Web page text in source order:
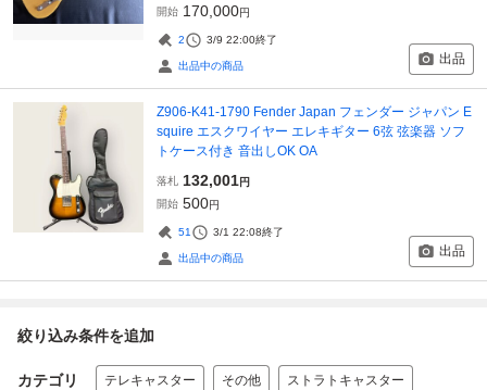
開始 170,000円
2 3/9 22:00終了
出品中の商品 出品
Z906-K41-1790 Fender Japan フェンダー ジャパン E
squire エスクワイヤー エレキギター 6弦 弦楽器 ソフ
トケース付き 音出しOK OA
落札 132,001円
開始 500円
51 3/1 22:08終了
出品中の商品 出品
絞り込み条件を追加
カテゴリ テレキャスター その他 ストラトキャスター